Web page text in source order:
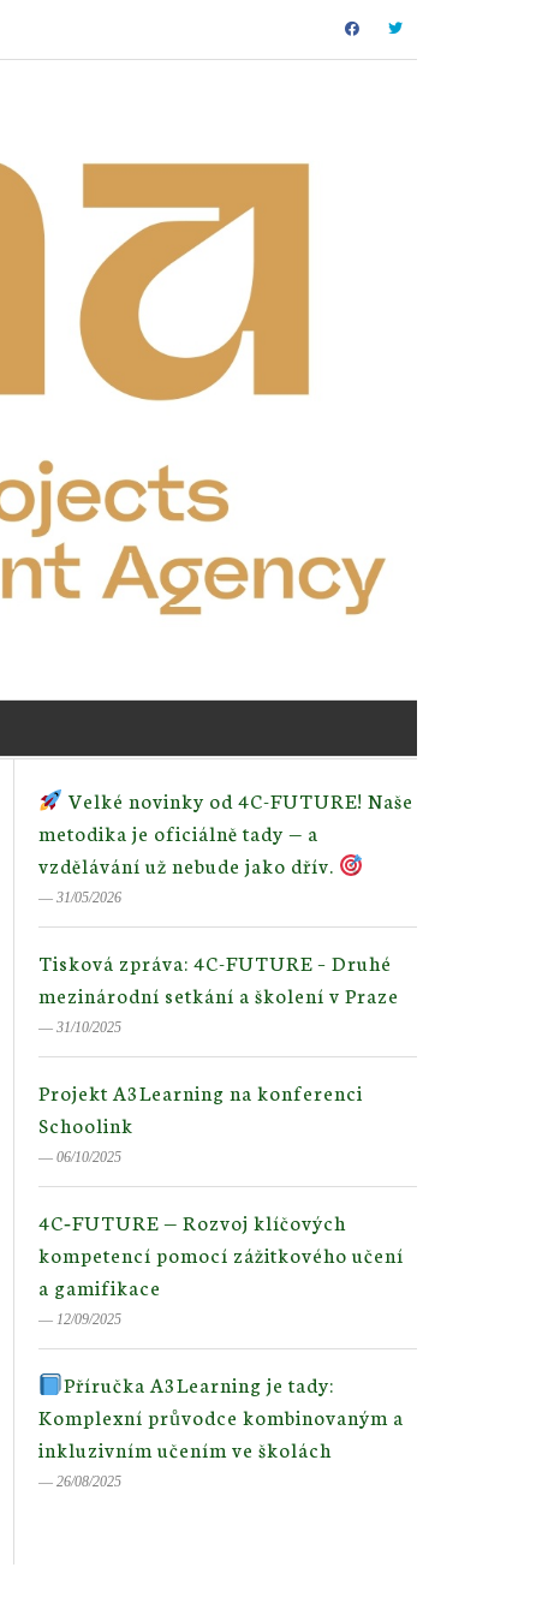
Velké novinky od 4C-FUTURE! Naše
metodika je oficiálně tady — a
vzdělávání už nebude jako dřív.
― 31/05/2026
Tisková zpráva: 4C-FUTURE – Druhé
mezinárodní setkání a školení v Praze
― 31/10/2025
Projekt A3Learning na konferenci
Schoolink
― 06/10/2025
4C‑FUTURE — Rozvoj klíčových
kompetencí pomocí zážitkového učení
a gamifikace
― 12/09/2025
Příručka A3Learning je tady:
Komplexní průvodce kombinovaným a
inkluzivním učením ve školách
― 26/08/2025